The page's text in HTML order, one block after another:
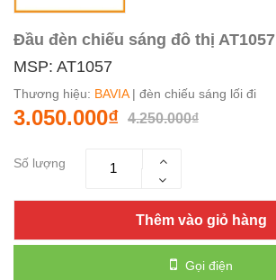
Đầu đèn chiếu sáng đô thị AT1057
MSP: AT1057
Thương hiệu: BAVIA| đèn chiếu sáng lối đi
3.050.000₫ 4.250.000₫
Số lượng
Thêm vào giỏ hàng
Gọi điện